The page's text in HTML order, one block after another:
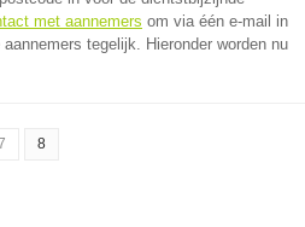
met aannemers om via één e-mail in
tegelijk. Hieronder worden nu
8